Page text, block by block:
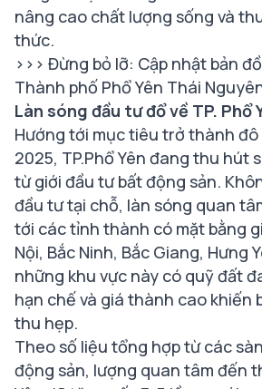
nâng cao chất lượng sống và
thức.
>>> Đừng bỏ lỡ: Cập nhật bản
Thành phố Phổ Yên Thái
Làn sóng đầu tư đổ về TP. Phổ
Hướng tới mục tiêu trở thành đô
2025, TP.Phổ Yên đang thu hút
từ giới đầu tư bất động sản.
đầu tư tại chỗ, làn sóng quan
tới các tỉnh thành có mặt bằng
Nội, Bắc Ninh, Bắc Giang, Hưng
những khu vực này có quỹ đất
hạn chế và giá thành cao khiến
thu hẹp.
Theo số liệu tổng hợp từ các
động sản, lượng quan tâm đến